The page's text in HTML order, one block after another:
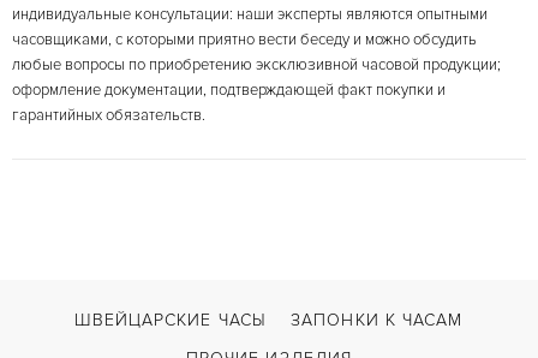
индивидуальные консультации: наши эксперты являются опытными
часовщиками, с которыми приятно вести беседу и можно обсудить
любые вопросы по приобретению эксклюзивной часовой продукции;
оформление документации, подтверждающей факт покупки и
гарантийных обязательств.
ШВЕЙЦАРСКИЕ ЧАСЫ
ЗАПОНКИ К ЧАСАМ